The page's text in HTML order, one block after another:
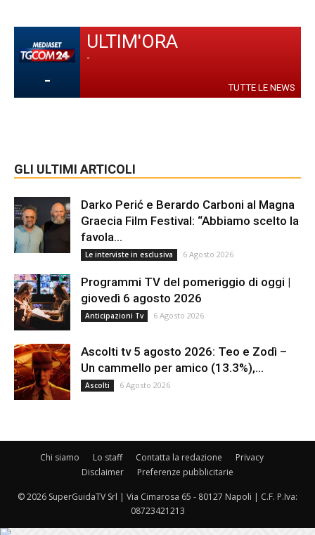
-
ULTIM'ORA
-
TUTTE LE NEWS
GLI ULTIMI ARTICOLI
Darko Perić e Berardo Carboni al Magna
Graecia Film Festival: “Abbiamo scelto la
favola...
Le interviste in esclusiva 6 Agosto 2026
Programmi TV del pomeriggio di oggi |
giovedì 6 agosto 2026
Anticipazioni Tv 6 Agosto 2026
Ascolti tv 5 agosto 2026: Teo e Zodì –
Un cammello per amico (13.3%),...
Ascolti 6 Agosto 2026
Chi siamo Lo staff Contatta la redazione
Privacy
Disclaimer
Preferenze pubblicitarie
© 2026 SuperGuidaTV Srl | Via Cimarosa 65 - 80127 Napoli | C.F. P.Iva:
08723421213